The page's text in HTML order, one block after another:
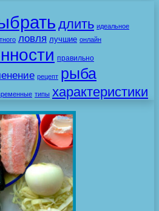
длить идеальное
ловля лучшие онлайн
правильно
рецепт рыба
типы характеристики